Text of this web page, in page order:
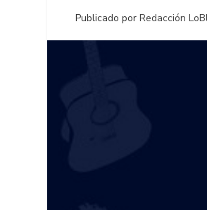
Publicado porRedacción